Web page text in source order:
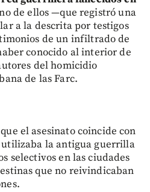
de ellos —que registró una
a la descrita por testigos
de un infiltrado de
conocido al interior de
del homicidio
de las Farc.
el asesinato coincide con
la antigua guerrilla
selectivos en las ciudades
que no reivindicaban